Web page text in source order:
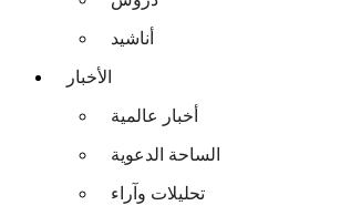
أناشيد
الأخبار
أخبار عالمية
الساحة الدعوية
تحليلات وآراء